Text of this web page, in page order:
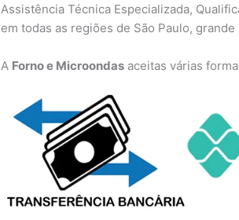
Assistência Técnica Especializada,
em todas as regiões de São Paulo,
A Forno e Microondas aceitas várias